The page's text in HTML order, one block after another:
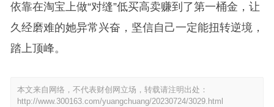
依靠在淘宝上做“对缝”低买高卖赚到了第一桶金，让
久经磨难的她异常兴奋，坚信自己一定能扭转逆境，
踏上顶峰。
本文来自网络，不代表财创网立场，转载请注明出处：
http://www.300163.com/yuangchuang/20230724/3029.html